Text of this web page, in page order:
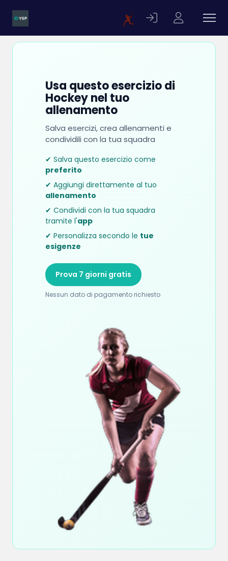
Usa questo esercizio di
Hockey nel tuo
allenamento
Salva esercizi, crea allenamenti e
condividili con la tua squadra
✔ Salva questo esercizio come
preferito
✔ Aggiungi direttamente al tuo
allenamento
✔ Condividi con la tua squadra
tramite l'app
✔ Personalizza secondo le tue
esigenze
Prova 7 giorni gratis
Nessun dato di pagamento richiesto